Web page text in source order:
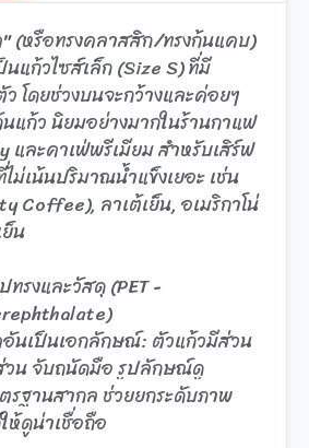
(หรือทรงคลาสสิก/ทรงก้นแคบ)
แก้วไซส์เล็ก (Size S) ที่มี
โดยช่วงบนจะกว้างและค่อยๆ
นแก้ว นิยมอย่างมากในร้านกาแฟ
ละคาเฟ่พรีเมียม สำหรับเสิร์ฟ
ม่เน้นปริมาณน้ำแข็งเยอะ เช่น
Coffee), ลาเต้เย็น, อเมริกาโน่
น
รงและวัสดุ (PET -
นเป็นเอกลักษณ์: ตัวแก้วมีส่วน
วน จับถนัดมือ รูปลักษณ์ดู
รฐานสากล ช่วยยกระดับภาพ
ดูน่าเชื่อถือ